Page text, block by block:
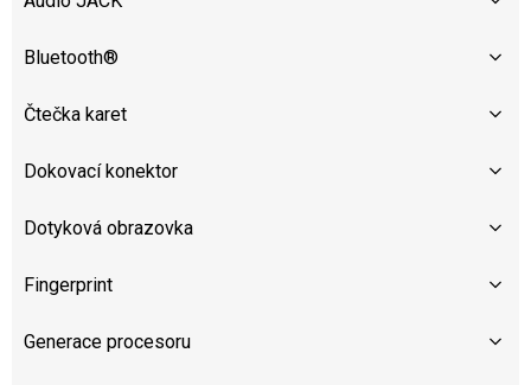
Bluetooth®
Čtečka karet
Dokovací konektor
Dotyková obrazovka
Fingerprint
Generace procesoru